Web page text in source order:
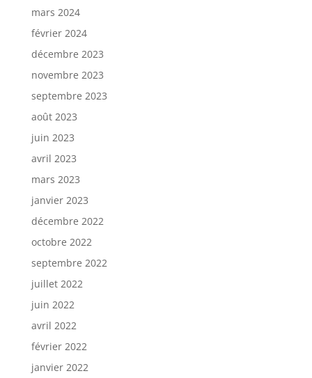
mars 2024
février 2024
décembre 2023
novembre 2023
septembre 2023
août 2023
juin 2023
avril 2023
mars 2023
janvier 2023
décembre 2022
octobre 2022
septembre 2022
juillet 2022
juin 2022
avril 2022
février 2022
janvier 2022